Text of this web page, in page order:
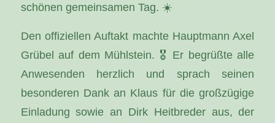
schönen gemeinsamen Tag. ☀️
Den offiziellen Auftakt machte Hauptmann Axel
Grübel auf dem Mühlstein. 🎖️ Er begrüßte alle
Anwesenden herzlich und sprach seinen
besonderen Dank an Klaus für die großzügige
Einladung sowie an Dirk Heitbreder aus, der